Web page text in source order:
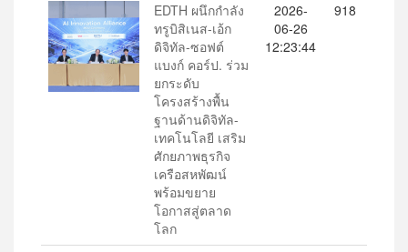
EDTH ผนึกกำลัง
ทรูบิสิเนส-เอ้ก
ดิจิทัล-ซอฟต์
แบงก์ คอร์ป. ร่วม
ยกระดับ
โครงสร้างพื้น
ฐานด้านดิจิทัล-
เทคโนโลยี เสริม
ศักยภาพธุรกิจ
เครือสหพัฒน์
พร้อมขยาย
โอกาสสู่ตลาด
โลก
2026-
06-26
12:23:44
918